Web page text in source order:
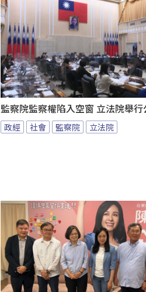
監察院監察權陷入空窗 立法院舉行
政經 社會 監察院 立法院